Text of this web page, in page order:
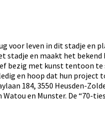
voor leven in dit stadje
stadje en maakt het
bezig met kunst tentoon
en hoop dat hun
184, 3550 Heusden-
Watou en Munster. De